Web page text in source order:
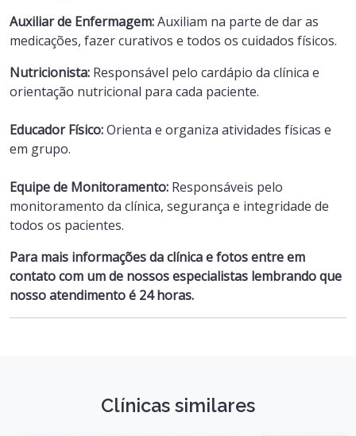
Auxiliar de Enfermagem:Auxiliam na parte de dar as
medicações, fazer curativos e todos os cuidados físicos.
Nutricionista: Responsável pelo cardápio da clínica e
orientação nutricional para cada paciente.
Educador Físico:Orienta e organiza atividades físicas e
em grupo.
Equipe de Monitoramento: Responsáveis pelo
monitoramento da clínica, segurança e integridade de
todos os pacientes.
Para mais informações da clínica e fotos entre em
contato com um de nossos especialistas lembrando que
nosso atendimento é 24 horas.
Clínicas similares